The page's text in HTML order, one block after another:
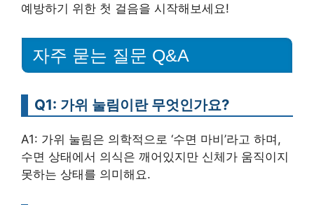
예방하기 위한 첫 걸음을 시작해보세요!
자주 묻는 질문 Q&A
Q1: 가위 눌림이란 무엇인가요?
A1: 가위 눌림은 의학적으로 ‘수면 마비’라고 하며,
수면 상태에서 의식은 깨어있지만 신체가 움직이지
못하는 상태를 의미해요.